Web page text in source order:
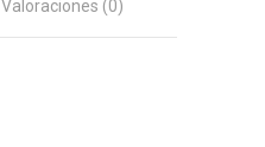
Valoraciones (0)